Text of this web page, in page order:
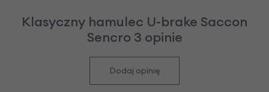
Klasyczny hamulec U-brake Saccon
Sencro 3 opinie
Dodaj opinię